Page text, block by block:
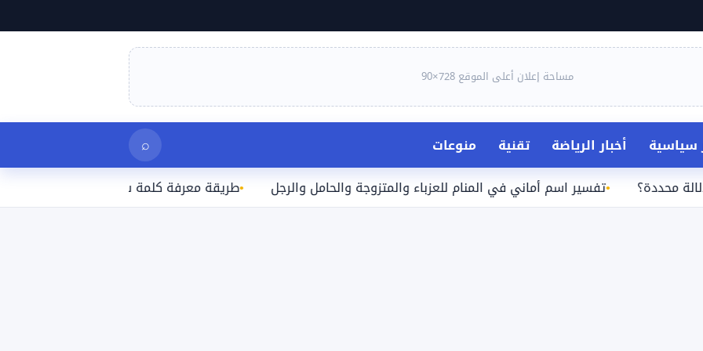
مساحة إعلان أعلى الموقع 728×90
سياسية أخبار الرياضة تقنية منوعات ⌕
تفسير اسم أماني في المنام للعزباء والمتزوجة والحامل والرجل طريقة معرفة كلمة سر الواي فاي المتصل بها على